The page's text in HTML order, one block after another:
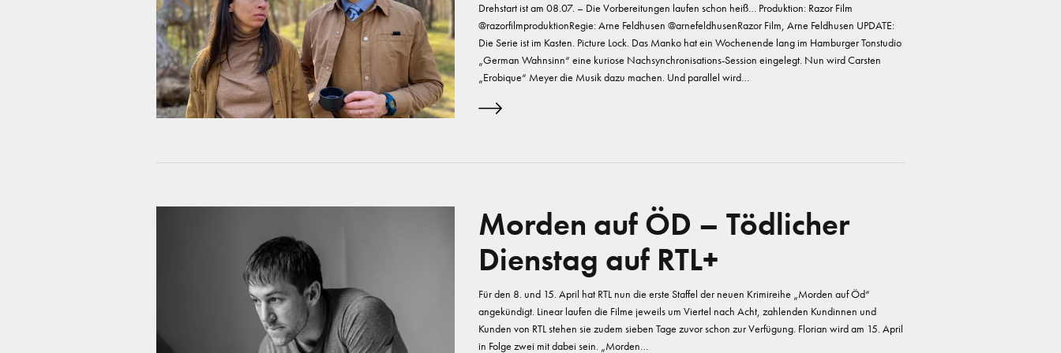
Drehstart ist am 08.07. – Die Vorbereitungen laufen schon heiß… Produktion: Razor Film
@razorfilmproduktionRegie: Arne Feldhusen @arnefeldhusenRazor Film, Arne Feldhusen UPDATE:
Die Serie ist im Kasten. Picture Lock. Das Manko hat ein Wochenende lang im Hamburger Tonstudio
„German Wahnsinn“ eine kuriose Nachsynchronisations-Session eingelegt. Nun wird Carsten
„Erobique“ Meyer die Musik dazu machen. Und parallel wird…
Morden auf ÖD – Tödlicher
Dienstag auf RTL+
Für den 8. und 15. April hat RTL nun die erste Staffel der neuen Krimireihe „Morden auf Öd“
angekündigt. Linear laufen die Filme jeweils um Viertel nach Acht, zahlenden Kundinnen und
Kunden von RTL stehen sie zudem sieben Tage zuvor schon zur Verfügung. Florian wird am 15. April
in Folge zwei mit dabei sein. „Morden…